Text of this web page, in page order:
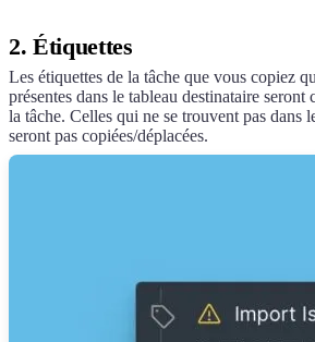
2. Étiquettes
Les étiquettes de la tâche que vous copiez
présentes dans le tableau destinataire seront
la tâche. Celles qui ne se trouvent pas dans
seront pas copiées/déplacées.